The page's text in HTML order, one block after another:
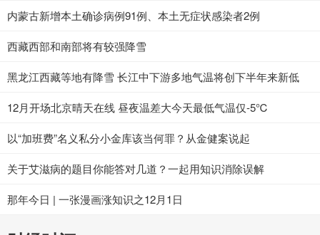
内蒙古新增本土确诊病例91例、本土无症状感染者2例
西藏西部和南部将有较强降雪
黑龙江西藏等地有降雪 长江中下游多地气温将创下半年来新低
12月开场北京晴天在线 昼夜温差大今天最低气温仅-5℃
以“加班费”名义私分小金库该当何罪？从金健案说起
关于艾滋病的题目你能答对几道？一起用知识消除误解
那年今日 | 一张漫画涨知识之12月1日